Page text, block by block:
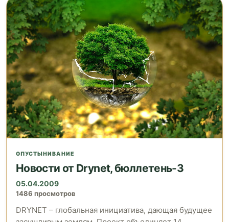
ОПУСТЫНИВАНИЕ
Новости от Drynet, бюллетень-3
05.04.2009
1486 просмотров
DRYNET – глобальная инициатива, дающая будущее